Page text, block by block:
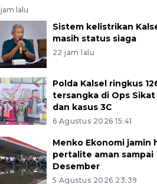
lalu
Sistem kelistrikan
masih status siaga
22 jam lalu
Polda Kalsel ringkus
tersangka di Ops Sikat
dan kasus 3C
6 Agustus 2026 15:41
Menko Ekonomi jamin
pertalite aman sampai
Desember
5 Agustus 2026 23:39